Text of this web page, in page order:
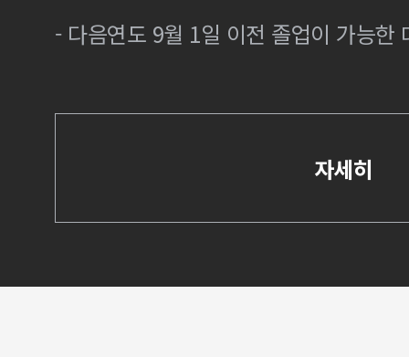
- 다음연도 9월 1일 이전 졸업이 가능한
자세히